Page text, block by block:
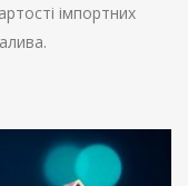
імпортних